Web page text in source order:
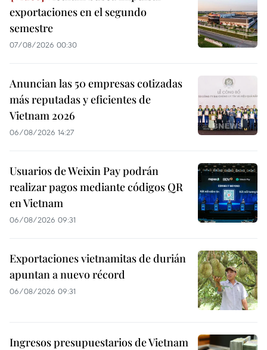
exportaciones en el segundo
semestre
07/08/2026 00:30
Anuncian las 50 empresas cotizadas
más reputadas y eficientes de
Vietnam 2026
06/08/2026 14:27
Usuarios de Weixin Pay podrán
realizar pagos mediante códigos QR
en Vietnam
06/08/2026 09:31
Exportaciones vietnamitas de durián
apuntan a nuevo récord
06/08/2026 09:31
Ingresos presupuestarios de Vietnam